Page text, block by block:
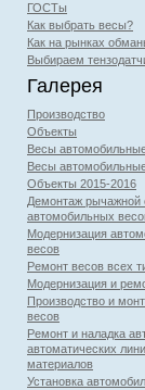
ГОСТы
Как выбрать весы?
Как на рынках
Выбираем
Галерея
Производство
Объекты
Весы
Весы
Объекты 2015-2016
Демонтаж рычажной
автомобильных
Модернизация
весов
Ремонт весов всех
Модернизация и
Производство и
весов
Ремонт и наладка
автоматических
материалов
Установка